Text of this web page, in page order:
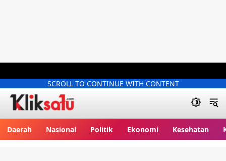
SCROLL TO CONTINUE WITH CONTENT
Daerah Nasional Politik Ekonomi Kesehatan